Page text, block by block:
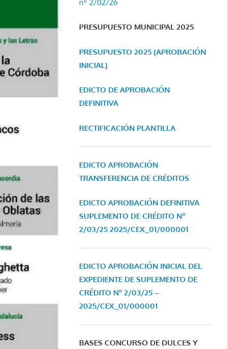
nº 2/02/26
PRESUPUESTO MUNICIPAL 2025
PRESUPUESTO 2025 (APROBACIÓN
INICIAL)
EDICTO DE APROBACIÓN
DEFINITIVA
RECTIFICACIÓN PLANTILLA
EDICTO APROBACIÓN
TRANSFERENCIA DE CRÉDITOS
EDICTO APROBACIÓN DEFINITIVA
SUPLEMENTO DE CRÉDITO Nº
2/03/25 2025/CEX_01/000001
EDICTO APROBACIÓN INICIAL DEL
EXPEDIENTE DE SUPLEMENTO DE
CRÉDITO Nº 2/03/25 –
2025/CEX_01/000001
BASES CONCURSO DE DULCES Y